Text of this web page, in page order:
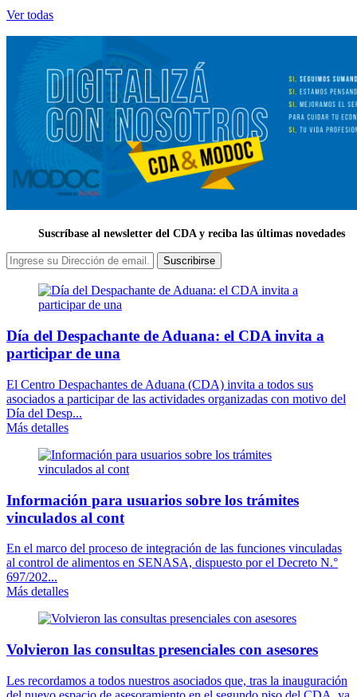
Ver todas
Suscríbase al newsletter del CDA y reciba las últimas novedades
Suscribirse
Día del Despachante de Aduana: el CDA invita a
participar de una
El Centro Despachantes de Aduana (CDA) invita a todos sus
asociados a participar de las actividades organizadas con motivo del
Día del Desp...
Más detalles
Información para usuarios sobre los trámites
vinculados al cont
En el marco del proceso de integración de las funciones vinculadas
al control de alimentos en SENASA, dispuesto por el Decreto N.°
697/202...
Más detalles
Volvieron las consultas presenciales con asesores
Les recordamos a todos nuestros asociados que, tras la inauguración